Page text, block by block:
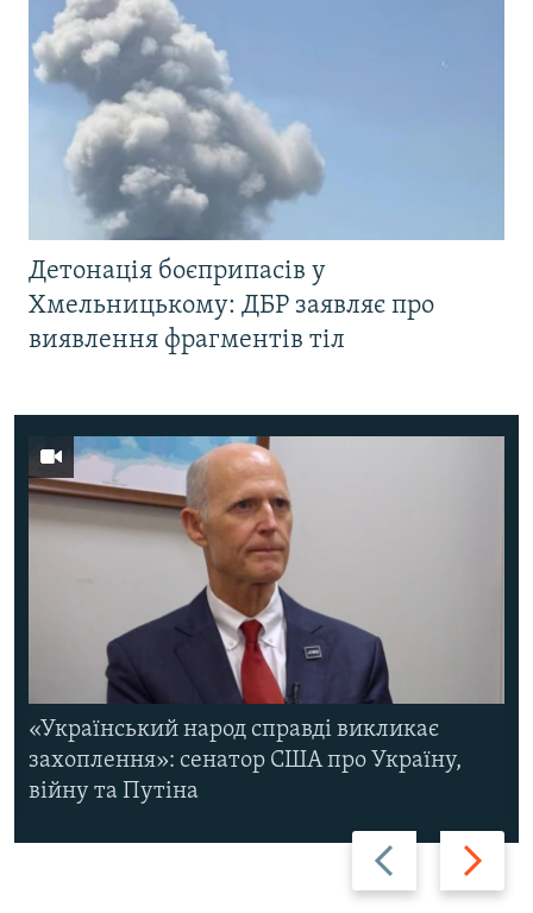
Детонація боєприпасів у
Хмельницькому: ДБР заявляє про
виявлення фрагментів тіл
Назад Вперед
«Український народ справді викликає
захоплення»: сенатор США про Україну,
війну та Путіна